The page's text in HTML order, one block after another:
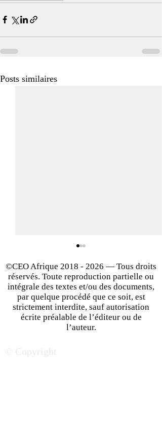
Posts similaires
Investir au Botswana : un
regorgeant
©CEO Afrique 2018 - 2026 — Tous droits
réservés. Toute reproduction partielle ou
intégrale des textes et/ou des documents,
par quelque procédé que ce soit, est
strictement interdite, sauf autorisation
écrite préalable de l’éditeur ou de
l’auteur.
© Copyright